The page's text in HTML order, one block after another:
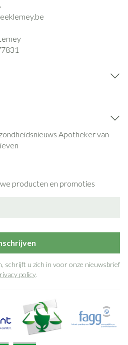
Apotheker van
producten en promoties
schrijft u zich in voor onze nieuwsbrief
policy.